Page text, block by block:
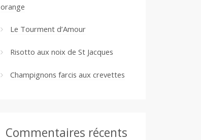
orange
Le Tourment d’Amour
Risotto aux noix de St Jacques
Champignons farcis aux crevettes
Commentaires récents